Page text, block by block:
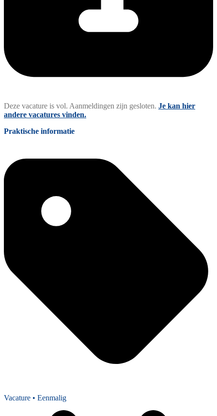
Deze vacature is vol. Aanmeldingen zijn gesloten. Je kan hier
andere vacatures vinden.
Praktische informatie
Vacature • Eenmalig